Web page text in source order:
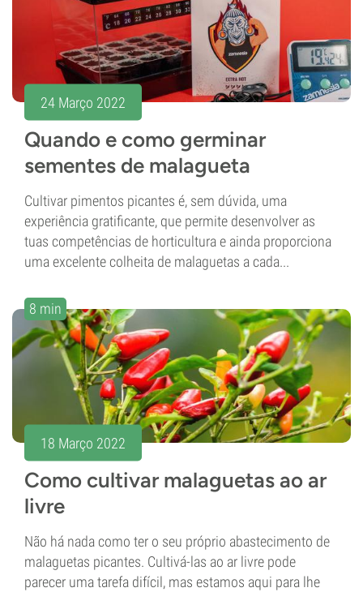
24 Março 2022
Quando e como germinar
sementes de malagueta
Cultivar pimentos picantes é, sem dúvida, uma
experiência gratificante, que permite desenvolver as
tuas competências de horticultura e ainda proporciona
uma excelente colheita de malaguetas a cada...
8 min
18 Março 2022
Como cultivar malaguetas ao ar
livre
Não há nada como ter o seu próprio abastecimento de
malaguetas picantes. Cultivá-las ao ar livre pode
parecer uma tarefa difícil, mas estamos aqui para lhe